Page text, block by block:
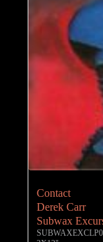
Contact
Derek Carr
Subwax